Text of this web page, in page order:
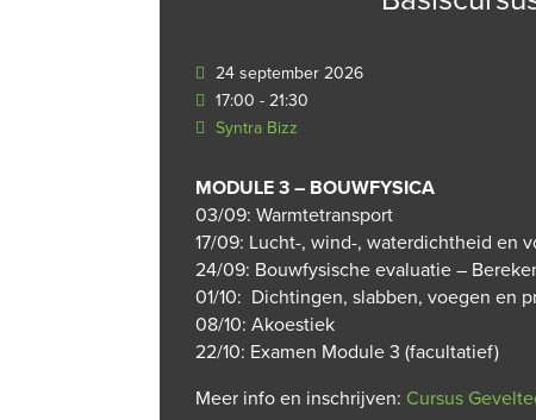
24 september 2026
17:00 - 21:30
Syntra Bizz
MODULE 3 – BOUWFYSICA
03/09: Warmtetransport
17/09: Lucht-, wind-, waterdichtheid en
24/09: Bouwfysische evaluatie –
01/10: Dichtingen, slabben, voegen en
08/10: Akoestiek
22/10: Examen Module 3 (facultatief)
Meer info en inschrijven: Cursus